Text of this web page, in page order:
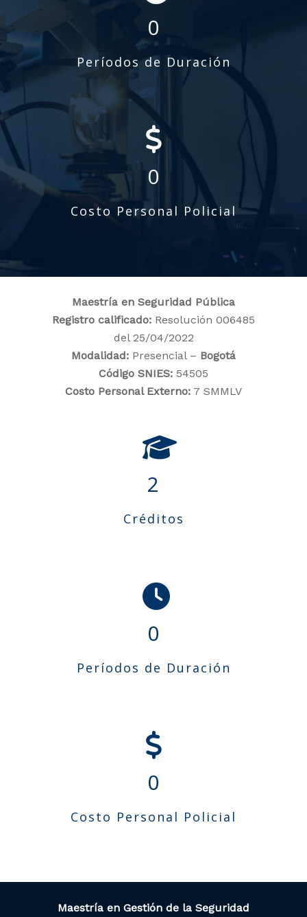
0
Períodos de Duración
0
Costo Personal Policial
Maestría en Seguridad Pública
Registro calificado: Resolución 006485
del 25/04/2022
Modalidad: Presencial – Bogotá
Código SNIES: 54505
Costo Personal Externo: 7 SMMLV
2
Créditos
0
Períodos de Duración
0
Costo Personal Policial
Maestría en Gestión de la Seguridad